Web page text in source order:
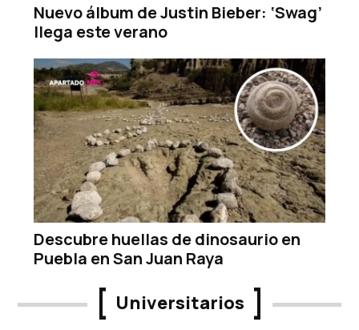
Nuevo álbum de Justin Bieber: ‘Swag’
llega este verano
Descubre huellas de dinosaurio en
Puebla en San Juan Raya
Universitarios